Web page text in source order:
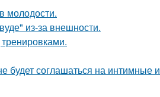
молодости.
из-за внешности.
будет соглашаться на интимные и